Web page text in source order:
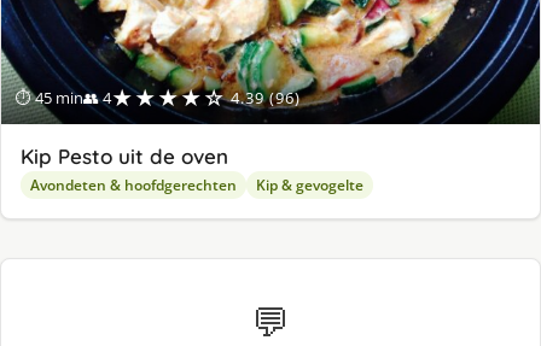
⏱ 45 min👥 4★★★★☆ 4.39 (96)
Kip Pesto uit de oven
Avondeten & hoofdgerechten Kip & gevogelte
💬